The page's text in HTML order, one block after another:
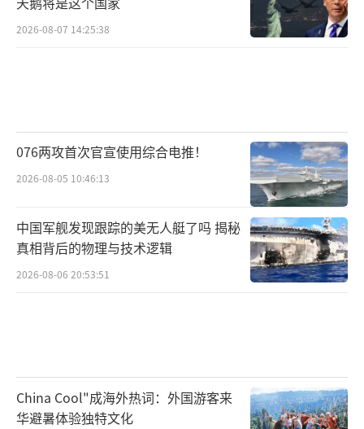
2026-08-07 14:25:38
076两攻首次官宣使用综合电推！
2026-08-05 10:46:13
中国军舰发现跟踪的美无人艇了吗 揭秘
真相背后的物理与技术逻辑
2026-08-06 20:53:51
China Cool"成海外热词：外国游客来
华避暑体验独特文化